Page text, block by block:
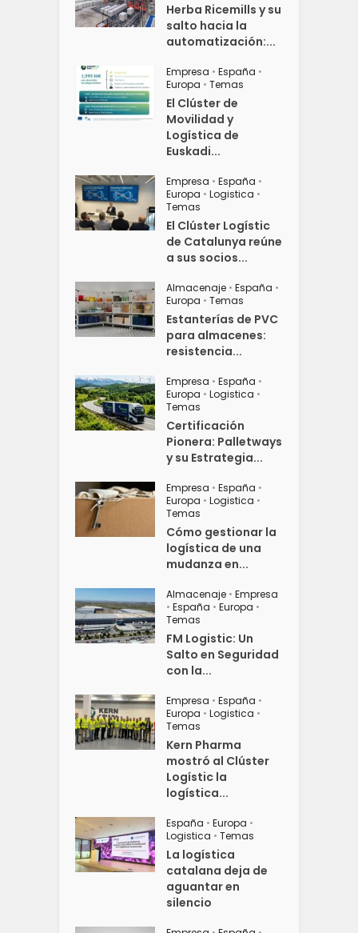
Herba Ricemills y su
salto hacia la
automatización:...
Empresa • España •
Europa • Temas
El Clúster de
Movilidad y
Logística de
Euskadi...
Empresa • España •
Europa • Logistica •
Temas
El Clúster Logístic
de Catalunya reúne
a sus socios...
Almacenaje • España •
Europa • Temas
Estanterías de PVC
para almacenes:
resistencia...
Empresa • España •
Europa • Logistica •
Temas
Certificación
Pionera: Palletways
y su Estrategia...
Empresa • España •
Europa • Logistica •
Temas
Cómo gestionar la
logística de una
mudanza en...
Almacenaje • Empresa
• España • Europa •
Temas
FM Logistic: Un
Salto en Seguridad
con la...
Empresa • España •
Europa • Logistica •
Temas
Kern Pharma
mostró al Clúster
Logístic la
logística...
España • Europa •
Logistica • Temas
La logística
catalana deja de
aguantar en
silencio